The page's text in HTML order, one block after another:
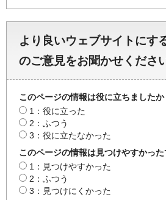
より良いウェブサイトにす
のご意見をお聞かせくださ
このページの情報は役に立ちましたか
1：役に立った
2：ふつう
3：役に立たなかった
このページの情報は見つけやすかった
1：見つけやすかった
2：ふつう
3：見つけにくかった